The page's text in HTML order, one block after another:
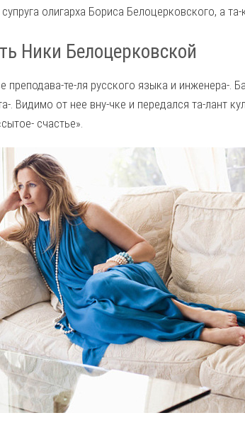
олигарха Бориса Белоцерковского, а
Ники Белоцерковской
преподава-те-ля русского языка и инженера-.
. Видимо от нее вну-чке и передался та-лант
счастье».